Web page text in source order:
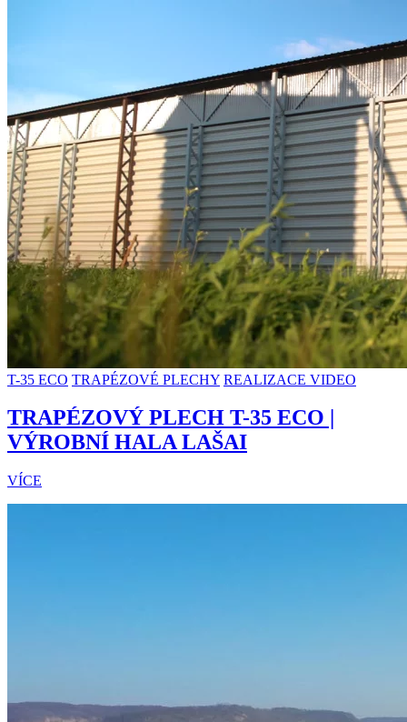
T-35 ECO TRAPÉZOVÉ PLECHY REALIZACE VIDEO
TRAPÉZOVÝ PLECH T-35 ECO |
VÝROBNÍ HALA LAŠAI
VÍCE